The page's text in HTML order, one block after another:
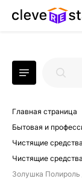
Главная страница
Бытовая и
Чистящие средства
Чистящие
Золушка Полироль